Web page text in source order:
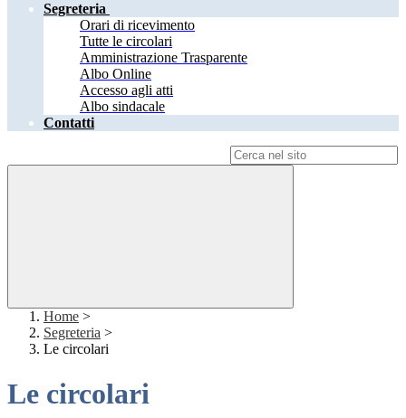
Segreteria
Orari di ricevimento
Tutte le circolari
Amministrazione Trasparente
Albo Online
Accesso agli atti
Albo sindacale
Contatti
Home >
Segreteria >
Le circolari
Le circolari